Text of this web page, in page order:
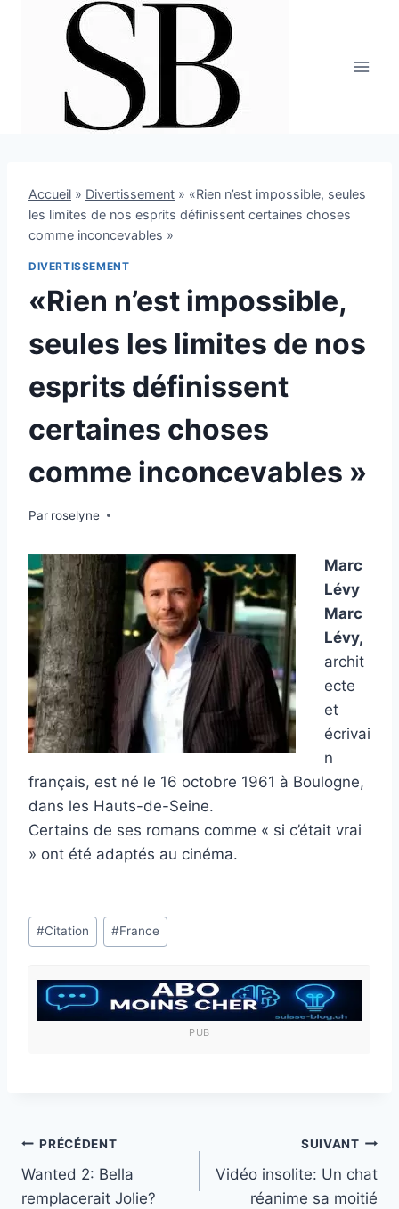
Accueil » Divertissement » «Rien n’est impossible, seules
les limites de nos esprits définissent certaines choses
comme inconcevables »
DIVERTISSEMENT
«Rien n’est impossible,
seules les limites de nos
esprits définissent
certaines choses
comme inconcevables »
Par roselyne
23 avril 2010
Marc
Lévy
Marc
Lévy,
archit
ecte
et
écrivai
n
français, est né le 16 octobre 1961 à Boulogne,
dans les Hauts-de-Seine.
Certains de ses romans comme « si c’était vrai
» ont été adaptés au cinéma.
Étiquettes
de
publication :
#Citation #France
PUB
Navigation
de
PRÉCÉDENT
Wanted 2: Bella
remplacerait Jolie?
SUIVANT
Vidéo insolite: Un chat
réanime sa moitié